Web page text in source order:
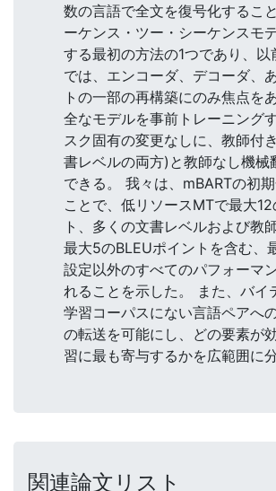
数の言語で全文を復号化するこ
ーケンス・ツー・シーケンスモ
する最初の方法の1つであり、以
では、エンコーダ、デコーダ、
トの一部の再構築にのみ焦点を
全なモデルを事前トレーニング
スク固有の変更なしに、教師付
書レベルの両方)と教師なし機械
できる。 我々は、mBARTの初
ことで、低リソースMTで最大
ト、多くの文書レベルおよび教
最大5のBLEUポイントを含む、
設定以外のすべてのパフォーマ
れることを示した。 また、バイ
学習コーパスにない言語ペアへ
の転送を可能にし、どの要素が
習に最も寄与するかを広範囲に分
関連論文リスト